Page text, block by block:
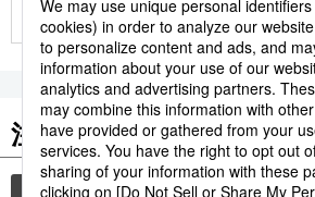
もっと見る
注目のキーワード
共同通信ニュース 時事通信ニュース